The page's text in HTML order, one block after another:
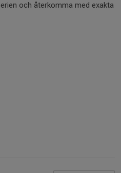
och återkomma med exakta